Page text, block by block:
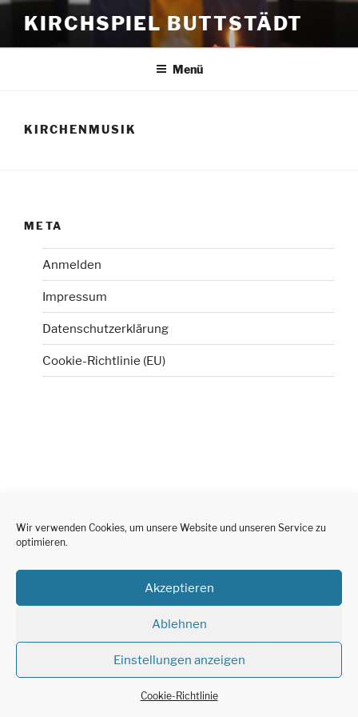
Wir verwenden Cookies, um unsere Website und unseren Service zu
optimieren.
Akzeptieren
Ablehnen
Einstellungen anzeigen
Cookie-Richtlinie
Zum
Inhalt
springen
KIRCHSPIEL BUTTSTÄDT
Menü
KIRCHENMUSIK
META
Anmelden
Impressum
Datenschutzerklärung
Cookie-Richtlinie (EU)